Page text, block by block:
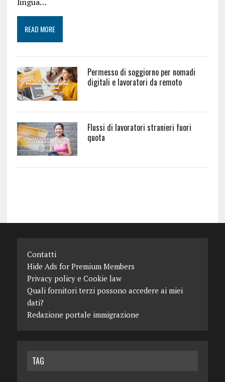
READ MORE
Permesso di soggiorno per nomadi
digitali e lavoratori da remoto
Flussi di lavoratori stranieri fuori
quota
Contatti
Hide Ads for Premium Members
Privacy policy e Cookie law
Quali fornitori terzi possono accedere ai miei
dati?
Redazione portale immigrazione
TAG